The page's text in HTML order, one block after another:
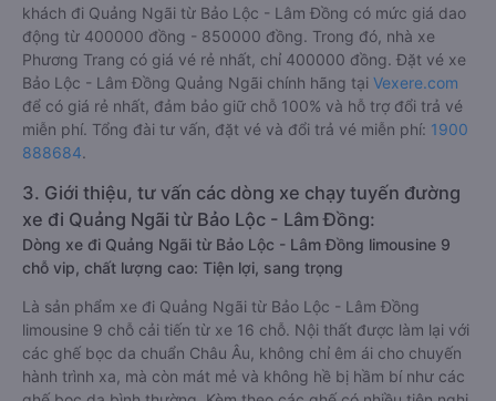
khách đi Quảng Ngãi từ Bảo Lộc - Lâm Đồng có mức giá dao
động từ 400000 đồng - 850000 đồng. Trong đó, nhà xe
Phương Trang có giá vé rẻ nhất, chỉ 400000 đồng. Đặt vé xe
Bảo Lộc - Lâm Đồng Quảng Ngãi chính hãng tại Vexere.com
để có giá rẻ nhất, đảm bảo giữ chỗ 100% và hỗ trợ đổi trả vé
miễn phí. Tổng đài tư vấn, đặt vé và đổi trả vé miễn phí: 1900
888684.
3. Giới thiệu, tư vấn các dòng xe chạy tuyến đường
xe đi Quảng Ngãi từ Bảo Lộc - Lâm Đồng:
Dòng xe đi Quảng Ngãi từ Bảo Lộc - Lâm Đồng limousine 9
chỗ vip, chất lượng cao: Tiện lợi, sang trọng
Là sản phẩm xe đi Quảng Ngãi từ Bảo Lộc - Lâm Đồng
limousine 9 chỗ cải tiến từ xe 16 chỗ. Nội thất được làm lại với
các ghế bọc da chuẩn Châu Âu, không chỉ êm ái cho chuyến
hành trình xa, mà còn mát mẻ và không hề bị hầm bí như các